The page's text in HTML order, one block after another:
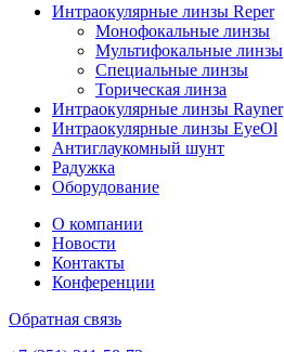
Интраокулярные линзы Reper
Монофокальные линзы
Мультифокальные линзы
Специальные линзы
Торическая линза
Интраокулярные линзы Rayner
Интраокулярные линзы EyeOl
Антиглаукомный шунт
Радужка
Оборудование
О компании
Новости
Контакты
Конференции
Обратная связь